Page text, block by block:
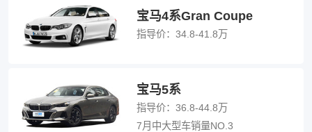
宝马4系Gran Coupe
指导价： 34.8-41.8万
宝马5系
指导价： 36.8-44.8万
7月中大型车销量NO.3